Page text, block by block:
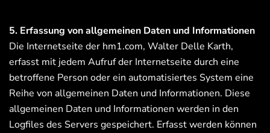
5. Erfassung von allgemeinen Daten und Informationen
Die Internetseite der hm1.com, Walter Delle Karth,
erfasst mit jedem Aufruf der Internetseite durch eine
betroffene Person oder ein automatisiertes System eine
Reihe von allgemeinen Daten und Informationen. Diese
allgemeinen Daten und Informationen werden in den
Logfiles des Servers gespeichert. Erfasst werden können